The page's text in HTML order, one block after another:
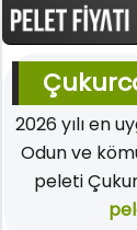
2026 yılı en
Odun ve
peleti